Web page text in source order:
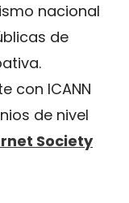
nacional
de
con ICANN
de nivel
Society